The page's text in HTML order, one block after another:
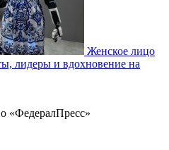
Женское лицо
лидеры и вдохновение на
«ФедералПресс»